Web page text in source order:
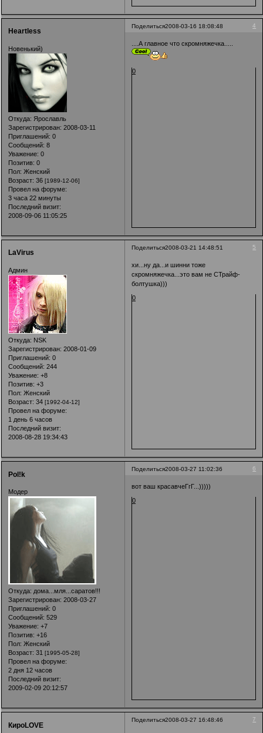
Поделиться 4
2008-03-16 18:08:48
Heartless
Новенький)
Откуда: Ярославль
Зарегистрирован: 2008-03-11
Приглашений: 0
Сообщений: 8
Уважение: 0
Позитив: 0
Пол: Женский
Возраст: 36 [1989-12-06]
Провел на форуме:
3 часа 22 минуты
Последний визит:
2008-09-06 11:05:25
....А главное что скромняжечка.....
0
Поделиться 5
2008-03-21 14:48:51
LaVirus
Админ
Откуда: NSK
Зарегистрирован: 2008-01-09
Приглашений: 0
Сообщений: 244
Уважение: +8
Позитив: +3
Пол: Женский
Возраст: 34 [1992-04-12]
Провел на форуме:
1 день 6 часов
Последний визит:
2008-08-28 19:34:43
хи...ну да...и шинни тоже
скромняжечка...это вам не СТрайф-
болтушка)))
0
Поделиться 6
2008-03-27 11:02:36
Pol!k
Модер
Откуда: дома...мля...саратов!!!
Зарегистрирован: 2008-03-27
Приглашений: 0
Сообщений: 529
Уважение: +7
Позитив: +16
Пол: Женский
Возраст: 31 [1995-05-28]
Провел на форуме:
2 дня 12 часов
Последний визит:
2009-02-09 20:12:57
вот ваш красавчеГгГ...)))))
0
Поделиться 7
2008-03-27 16:48:46
КироLOVE